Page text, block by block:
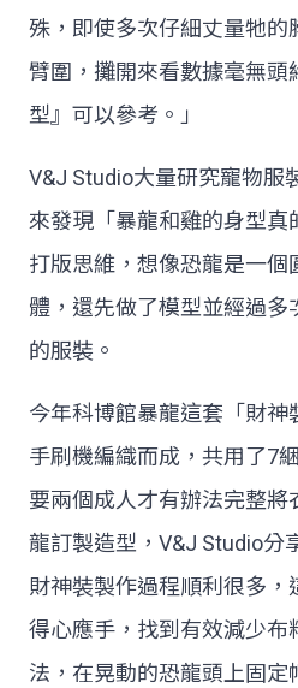
殊，即使多次仔細丈量牠的
臂圍，攤開來看數據毫無頭
型』可以參考。」
V&J Studio大量研究寵物服
來發現「暴龍和雞的身型真
打版思維，想像恐龍是一
體，還先做了模型並經過多
的服裝。
今年科博館暴龍這套「財
手刷機編織而成，共用了7
要兩個成人才有辦法完整將
龍訂製造型，V&J Studio分
財神裝製作過程順利很多，
得心應手，找到有效減少布
法，在晃動的恐龍頭上固定